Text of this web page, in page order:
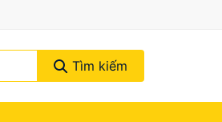
Tìm kiếm